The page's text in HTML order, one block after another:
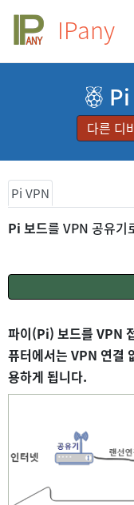
IPany
다른 디
Pi VPN
Pi 보드를 VPN 공유기
파이(Pi) 보드를 VPN
퓨터에서는 VPN 연결
용하게 됩니다.